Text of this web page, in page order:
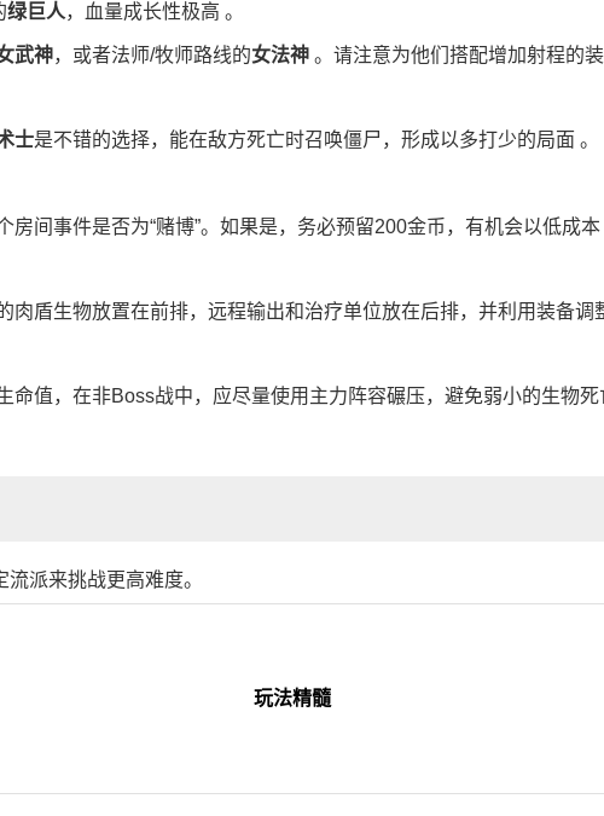
绿巨人，血量成长性极高 。
武神，或者法师/牧师路线的女法神 。请注意为他们搭配增加射程的装
士是不错的选择，能在敌方死亡时召唤僵尸，形成以多打少的局面 。
房间事件是否为“赌博”。如果是，务必预留200金币，有机会以低成本
肉盾生物放置在前排，远程输出和治疗单位放在后排，并利用装备调
命值，在非Boss战中，应尽量使用主力阵容碾压，避免弱小的生物死
派来挑战更高难度。
玩法精髓